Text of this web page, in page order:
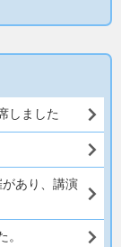
しました
あり、講演